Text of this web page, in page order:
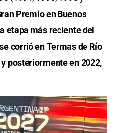
Premio en Buenos
etapa más reciente del
corrió en Termas de Río
posteriormente en 2022,